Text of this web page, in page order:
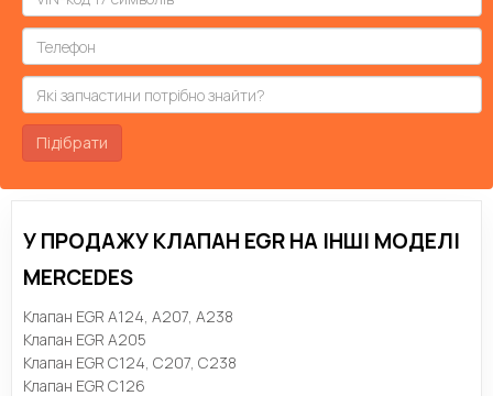
Підібрати
У ПРОДАЖУ КЛАПАН EGR НА ІНШІ МОДЕЛІ
MERCEDES
Клапан EGR A124, A207, A238
Клапан EGR A205
Клапан EGR C124, C207, C238
Клапан EGR C126